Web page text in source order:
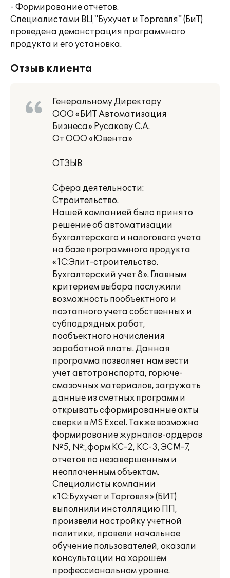
- Формирование отчетов.
Специалистами ВЦ "Бухучет и Торговля" (БиТ)
проведена демонстрация программного
продукта и его установка.
Отзыв клиента
Генеральному Директору
ООО «БИТ Автоматизация
Бизнеса» Русакову С.А.
От ООО «Ювента»
ОТЗЫВ
Сфера деятельности:
Строительство.
Нашей компанией было принято
решение об автоматизации
бухгалтерского и налогового учета
на базе программного продукта
«1С:Элит-строительство.
Бухгалтерский учет 8». Главным
критерием выбора послужили
возможность пообъектного и
поэтапного учета собственных и
субподрядных работ,
пообъектного начисления
заработной платы. Данная
программа позволяет нам вести
учет автотранспорта, горюче-
смазочных материалов, загружать
данные из сметных программ и
открывать сформированные акты
сверки в MS Excel. Также возможно
формирование журналов-ордеров
№5, №:,форм КС-2, КС-3, ЭСМ-7,
отчетов по незавершенным и
неоплаченным объектам.
Специалисты компании
«1С:Бухучет и Торговля» (БИТ)
выполнили инсталляцию ПП,
произвели настройку учетной
политики, провели начальное
обучение пользователей, оказали
консультации на хорошем
профессиональном уровне.